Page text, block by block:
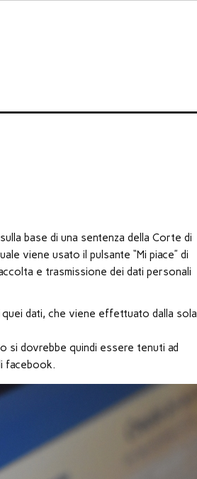
base di una sentenza della Corte di
viene usato il pulsante “Mi piace” di
e trasmissione dei dati personali
quei dati, che viene effettuato dalla sola
si dovrebbe quindi essere tenuti ad
facebook.